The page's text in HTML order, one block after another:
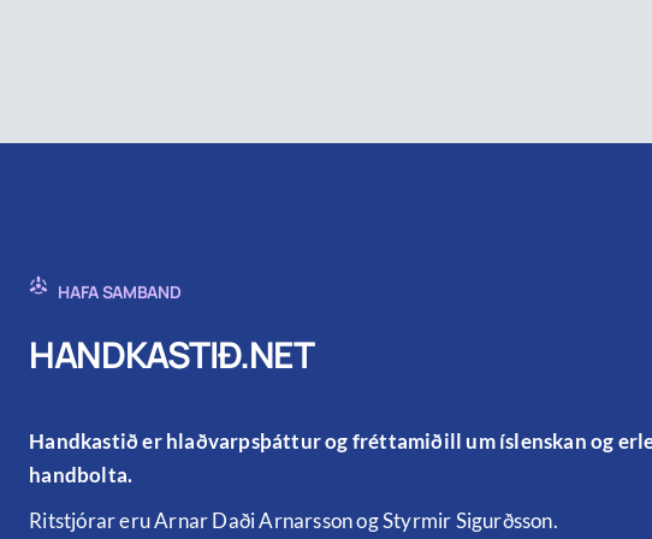
HAFA SAMBAND
HANDKASTIÐ.NET
Handkastið er hlaðvarpsþáttur og fréttamiðill um íslenskan og
handbolta.
Ritstjórar eru Arnar Daði Arnarsson og Styrmir Sigurðsson.